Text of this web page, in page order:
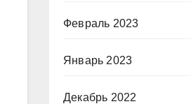
Февраль 2023
Январь 2023
Декабрь 2022